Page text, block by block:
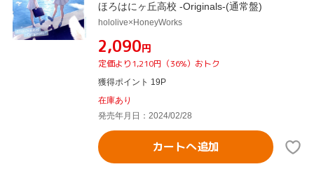
ほろはにヶ丘高校 -Originals-(通常盤)
hololive×HoneyWorks
¥2,090円
定価より1,210円（36%）おトク
獲得ポイント 19P
在庫あり
発売年月日：2024/02/28
カートへ追加